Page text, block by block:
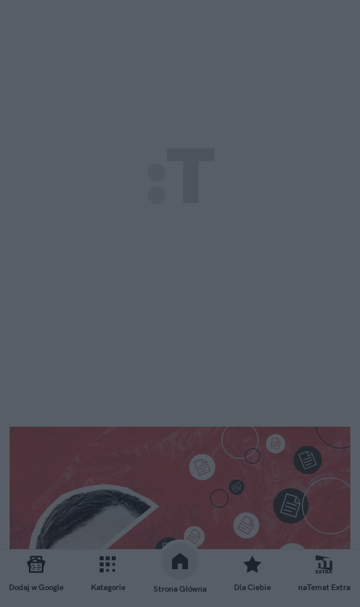
Dodaj w Google Kategorie Strona Główna Dla Ciebie naTemat Extra